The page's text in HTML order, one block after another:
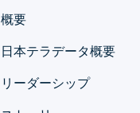
概要
日本テラデータ概要
リーダーシップ